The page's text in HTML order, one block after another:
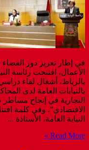
في إطار تعزيز دور القضاء
بالرباط، أشغال لقاء
بالنيابات العامة لدى
التجارية في إنجاح مساطر
الاقتصادي”. وفي كلمة
النيابة العامة، الأستاذة ...
Read More »